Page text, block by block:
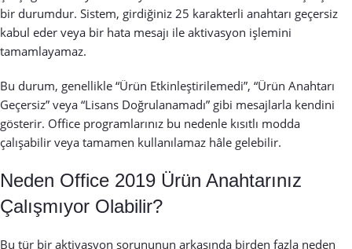
bir durumdur. Sistem, girdiğiniz 25 karakterli anahtarı geçersiz
kabul eder veya bir hata mesajı ile aktivasyon işlemini
tamamlayamaz.
Bu durum, genellikle “Ürün Etkinleştirilemedi”, “Ürün Anahtarı
Geçersiz” veya “Lisans Doğrulanamadı” gibi mesajlarla kendini
gösterir. Office programlarınız bu nedenle kısıtlı modda
çalışabilir veya tamamen kullanılamaz hâle gelebilir.
Neden Office 2019 Ürün Anahtarınız
Çalışmıyor Olabilir?
Bu tür bir aktivasyon sorununun arkasında birden fazla neden